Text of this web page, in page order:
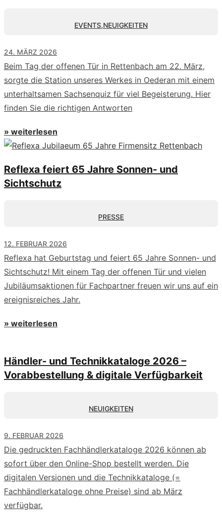
EVENTS,NEUIGKEITEN
24. MÄRZ 2026
Beim Tag der offenen Tür in Rettenbach am 22. März,
sorgte die Station unseres Werkes in Oederan mit einem
unterhaltsamen Sachsenquiz für viel Begeisterung. Hier
finden Sie die richtigen Antworten
» weiterlesen
Reflexa feiert 65 Jahre Sonnen- und
Sichtschutz
PRESSE
12. FEBRUAR 2026
Reflexa hat Geburtstag und feiert 65 Jahre Sonnen- und
Sichtschutz! Mit einem Tag der offenen Tür und vielen
Jubiläumsaktionen für Fachpartner freuen wir uns auf ein
ereignisreiches Jahr.
» weiterlesen
Händler- und Technikkataloge 2026 –
Vorabbestellung & digitale Verfügbarkeit
NEUIGKEITEN
9. FEBRUAR 2026
Die gedruckten Fachhändlerkataloge 2026 können ab
sofort über den Online-Shop bestellt werden. Die
digitalen Versionen und die Technikkataloge (=
Fachhändlerkataloge ohne Preise) sind ab März
verfügbar.